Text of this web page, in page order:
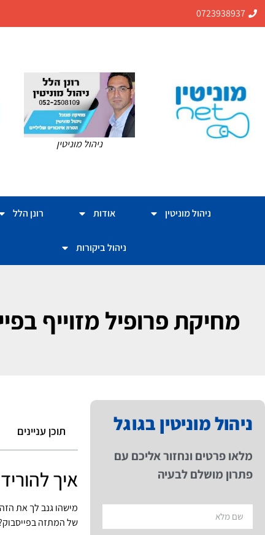
0723938937
ניהול מוניטין
ניהול מוניטין אודות רונן הלל
ניהול ביקורות
מחיקת פרופיל מזוייף
ניהול מוניטין בגוגל
מלאו פרטים ונחזור אליכם עם
פתרון מושלם לבעיה
תוכן עניינים
איך
מישהו גנב לך את
של המתזה